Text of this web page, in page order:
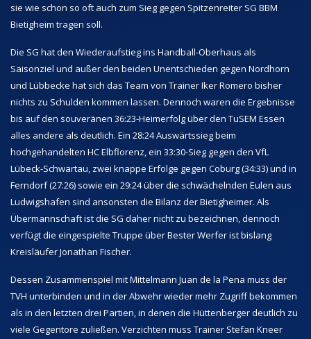
sie wie schon so oft auch zum Sieg gegen Spitzenreiter SG BBM
Bietigheim tragen soll.
Die SG hat den Wiederaufstieg ins Handball-Oberhaus als
Saisonziel und außer den beiden Unentschieden gegen Nordhorn
und Lübbecke hat sich das Team von Trainer Iker Romero bisher
nichts zu Schulden kommen lassen. Dennoch waren die Ergebnisse
bis auf den souveränen 36:23-Heimerfolg über den TuSEM Essen
alles andere als deutlich. Ein 28:24 Auswärtssieg beim
hochgehandelten HC Elbflorenz, ein 33:30-Sieg gegen den VfL
Lübeck-Schwartau, zwei knappe Erfolge gegen Coburg (34:33) und in
Ferndorf (27:26) sowie ein 29:24 über die schwächelnden Eulen aus
Ludwigshafen sind ansonsten die Bilanz der Bietigheimer. Als
Übermannschaft ist die SG daher nicht zu bezeichnen, dennoch
verfügt die eingespielte Truppe über Bester Werfer ist bislang
Kreisläufer Jonathan Fischer.
Dessen Zusammenspiel mit Mittelmann Juan de la Pena muss der
TVH unterbinden und in der Abwehr wieder mehr Zugriff bekommen
als in den letzten drei Partien, in denen die Hüttenberger deutlich zu
viele Gegentore zuließen. Verzichten muss Trainer Stefan Kneer